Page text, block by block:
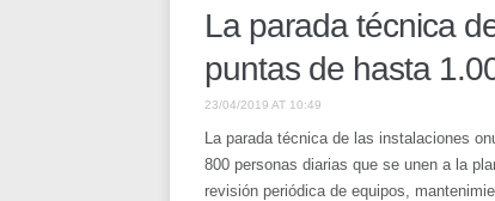
La parada técnica
puntas de hasta
23/04/2019 AT 10:49
La parada técnica de las instalaciones
800 personas diarias que se unen a la
revisión periódica de equipos,